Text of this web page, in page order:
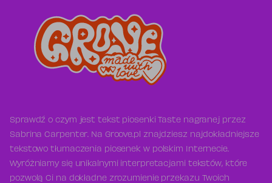
Sprawdź o czym jest tekst piosenki Taste nagranej przez
Sabrina Carpenter. Na Groove.pl znajdziesz najdokładniejsze
tekstowo tłumaczenia piosenek w polskim Internecie.
Wyróżniamy się unikalnymi interpretacjami tekstów, które
pozwolą Ci na dokładne zrozumienie przekazu Twoich